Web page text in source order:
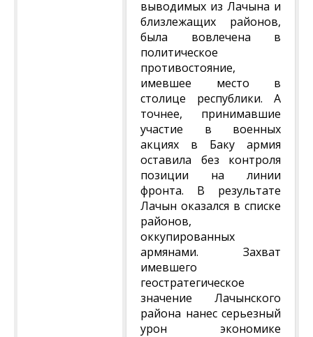
выводимых из Лачына и
близлежащих районов,
была вовлечена в
политическое
противостояние,
имевшее место в
столице республики. А
точнее, принимавшие
участие в военных
акциях в Баку армия
оставила без контроля
позиции на линии
фронта. В результате
Лачын оказался в списке
районов,
оккупированных
армянами. Захват
имевшего
геостратегическое
значение Лачынского
района нанес серьезный
урон экономике